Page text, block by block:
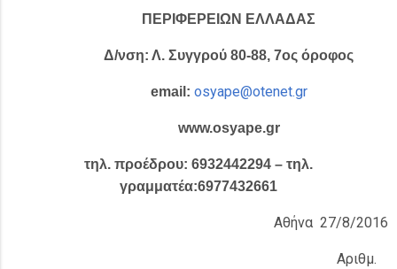
ΠΕΡΙΦΕΡΕΙΩΝ ΕΛΛΑΔΑΣ
Δ/νση: Λ. Συγγρού 80-88, 7ος όροφος
email: osyape@otenet.gr
www.osyape.gr
τηλ. προέδρου: 6932442294 – τηλ.
γραμματέα:6977432661
Αθήνα 27/8/2016
Αριθμ.